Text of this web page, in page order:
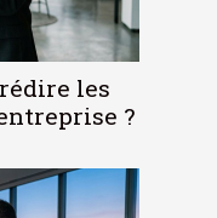
les
?